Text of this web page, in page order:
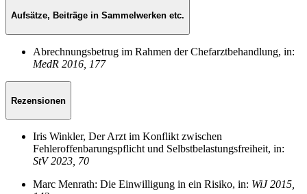
Aufsätze, Beiträge in Sammelwerken etc.
Abrechnungsbetrug im Rahmen der Chefarztbehandlung, in:
MedR 2016, 177
Rezensionen
Iris Winkler, Der Arzt im Konflikt zwischen
Fehleroffenbarungspflicht und Selbstbelastungsfreiheit, in:
StV 2023, 70
Marc Menrath: Die Einwilligung in ein Risiko, in: WiJ 2015,